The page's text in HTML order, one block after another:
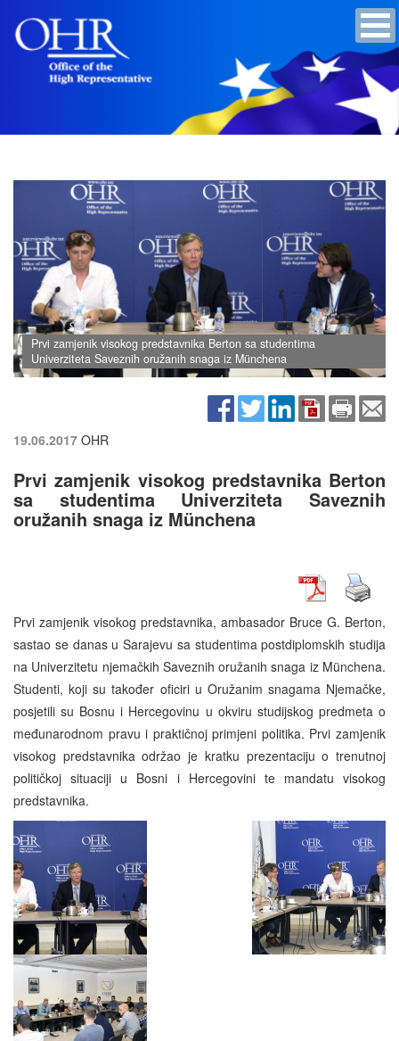
Prvi zamjenik visokog predstavnika Berton sa studentima
Univerziteta Saveznih oružanih snaga iz Münchena
19.06.2017 OHR
Prvi zamjenik visokog predstavnika Berton
sa studentima Univerziteta Saveznih
oružanih snaga iz Münchena
Prvi zamjenik visokog predstavnika, ambasador Bruce G. Berton,
sastao se danas u Sarajevu sa studentima postdiplomskih studija
na Univerzitetu njemačkih Saveznih oružanih snaga iz Münchena.
Studenti, koji su također oficiri u Oružanim snagama Njemačke,
posjetili su Bosnu i Hercegovinu u okviru studijskog predmeta o
međunarodnom pravu i praktičnoj primjeni politika. Prvi zamjenik
visokog predstavnika održao je kratku prezentaciju o trenutnoj
političkoj situaciji u Bosni i Hercegovini te mandatu visokog
predstavnika.